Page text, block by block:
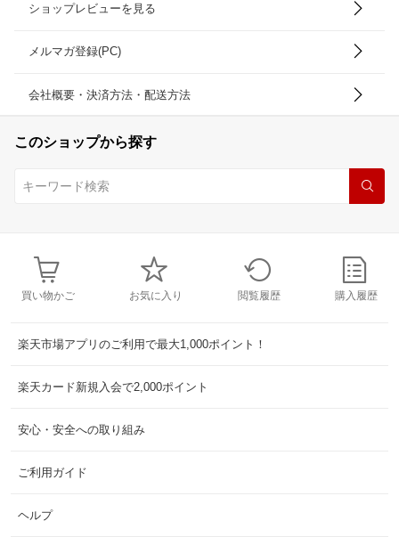
ショップレビューを見る
メルマガ登録(PC)
会社概要・決済方法・配送方法
このショップから探す
買い物かご お気に入り 閲覧履歴 購入履歴
楽天市場アプリのご利用で最大1,000ポイント！
楽天カード新規入会で2,000ポイント
安心・安全への取り組み
ご利用ガイド
ヘルプ